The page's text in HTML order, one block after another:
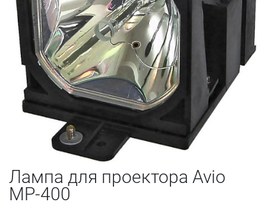
Лампа для проектора Avio
MP-400